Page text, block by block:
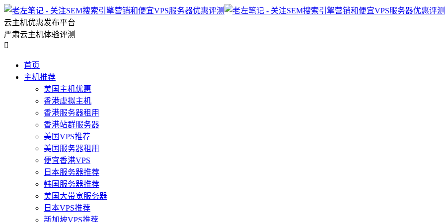
云主机优惠发布平台
严肃云主机体验评测

首页
主机推荐
美国主机优惠
香港虚拟主机
香港服务器租用
香港站群服务器
美国VPS推荐
美国服务器租用
便宜香港VPS
日本服务器推荐
韩国服务器推荐
美国大带宽服务器
日本VPS推荐
新加坡VPS推荐